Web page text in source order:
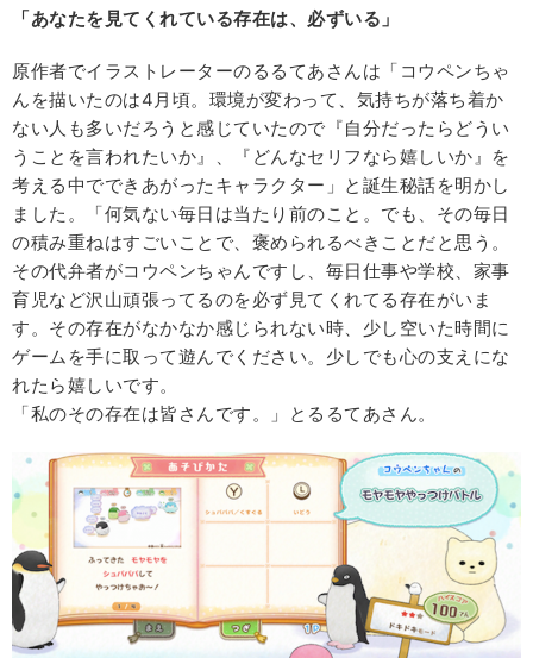
「あなたを見てくれている存在は、必ずいる」
原作者でイラストレーターのるるてあさんは「コウペンちゃ
んを描いたのは4月頃。環境が変わって、気持ちが落ち着か
ない人も多いだろうと感じていたので『自分だったらどうい
うことを言われたいか』、『どんなセリフなら嬉しいか』を
考える中でできあがったキャラクター」と誕生秘話を明かし
ました。「何気ない毎日は当たり前のこと。でも、その毎日
の積み重ねはすごいことで、褒められるべきことだと思う。
その代弁者がコウペンちゃんですし、毎日仕事や学校、家事
育児など沢山頑張ってるのを必ず見てくれてる存在がいま
す。その存在がなかなか感じられない時、少し空いた時間に
ゲームを手に取って遊んでください。少しでも心の支えにな
れたら嬉しいです。
「私のその存在は皆さんです。」とるるてあさん。